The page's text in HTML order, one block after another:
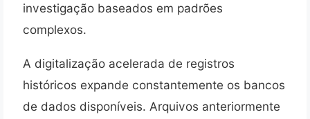
investigação baseados em padrões
complexos.
A digitalização acelerada de registros
históricos expande constantemente os bancos
de dados disponíveis. Arquivos anteriormente